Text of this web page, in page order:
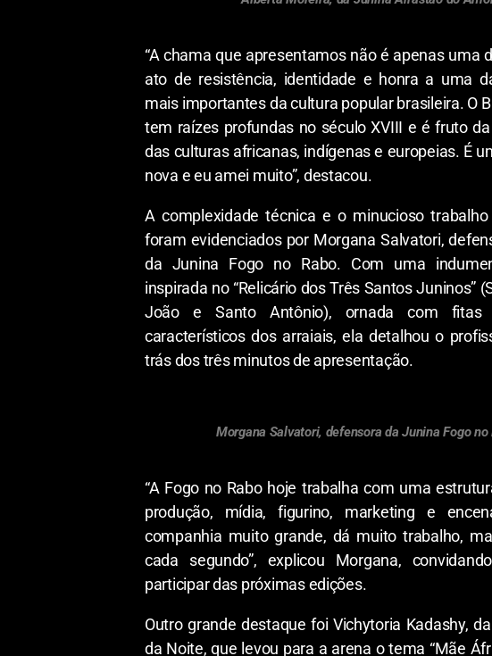
“A chama que apresentamos não é apenas uma
ato de resistência, identidade e honra a uma
mais importantes da cultura popular brasileira. O
tem raízes profundas no século XVIII e é fruto
das culturas africanas, indígenas e europeias. É
nova e eu amei muito”, destacou.
A complexidade técnica e o minucioso
foram evidenciados por Morgana Salvatori,
da Junina Fogo no Rabo. Com uma
inspirada no “Relicário dos Três Santos Juninos”
João e Santo Antônio), ornada com fitas
característicos dos arraiais, ela detalhou o
trás dos três minutos de apresentação.
Morgana Salvatori, defensora da Junina Fogo no
“A Fogo no Rabo hoje trabalha com uma
produção, mídia, figurino, marketing e
companhia muito grande, dá muito trabalho,
cada segundo”, explicou Morgana,
participar das próximas edições.
Outro grande destaque foi Vichytoria Kadashy,
da Noite, que levou para a arena o tema “Mãe